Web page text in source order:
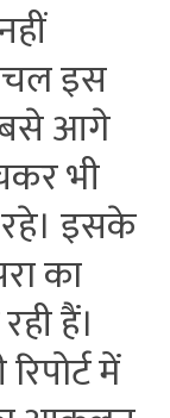
इस
आगे
भी
रहे। इसके
का
हैं।
में